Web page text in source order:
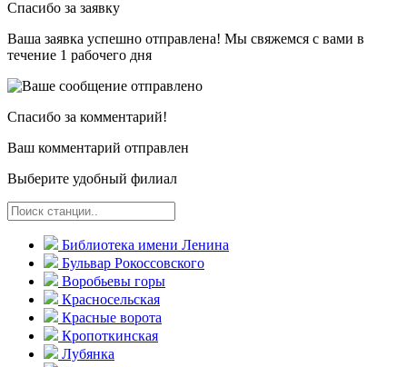
Спасибо за заявку
Ваша заявка успешно отправлена! Мы свяжемся с вами в
течение 1 рабочего дня
Спасибо за комментарий!
Ваш комментарий отправлен
Выберите удобный филиал
Библиотека имени Ленина
Бульвар Рокоссовского
Воробьевы горы
Красно­сельская
Красные ворота
Кропоткинс­кая
Лубянка